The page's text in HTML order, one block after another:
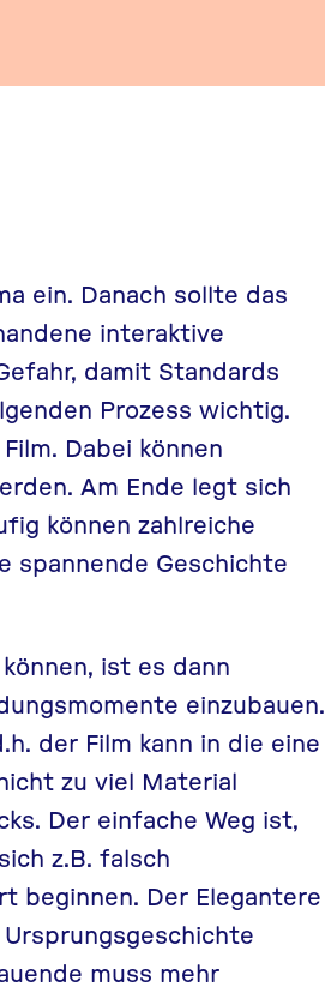
ein. Danach sollte das
interaktive
damit Standards
Prozess wichtig.
Dabei können
Am Ende legt sich
können zahlreiche
spannende Geschichte
ist es dann
einzubauen.
der Film kann in die eine
zu viel Material
Der einfache Weg ist,
z.B. falsch
beginnen. Der Elegantere
muss mehr